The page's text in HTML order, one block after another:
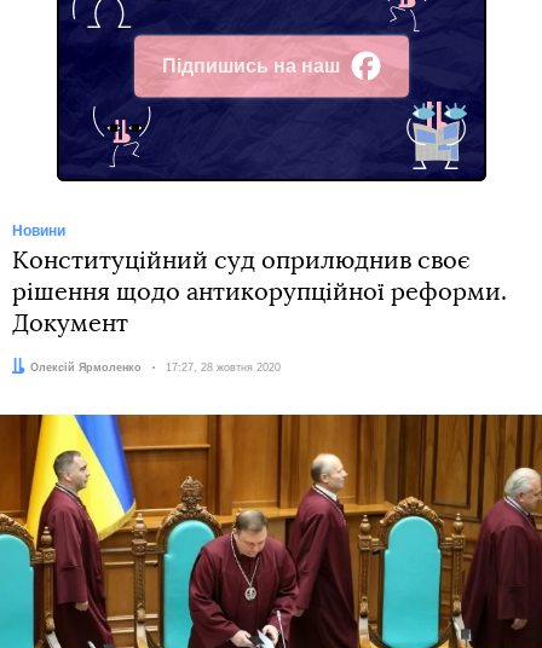
Підпишись на наш
Facebook
Новини
Конституційний суд оприлюднив своє
рішення щодо антикорупційної реформи.
Документ
Автор:
Олексій Ярмоленко Дата:
17:27, 28 жовтня 2020